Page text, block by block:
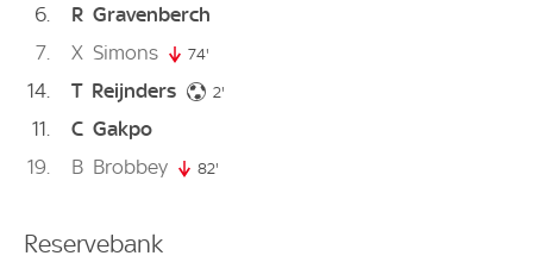
6 R Gravenberch
7
X Simons 74'
14 T Reijnders 2'
11 C Gakpo
19
B Brobbey 82'
Reservebank